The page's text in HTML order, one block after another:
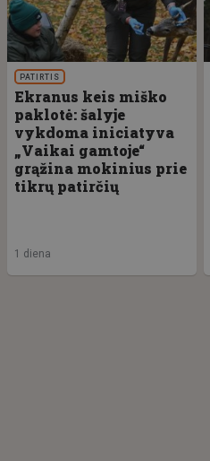
PATIRTIS
Ekranus keis miško
paklotė: šalyje
vykdoma iniciatyva
„Vaikai gamtoje“
grąžina mokinius prie
tikrų patirčių
1 diena